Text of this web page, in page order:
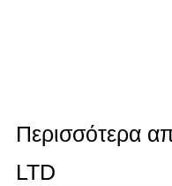
Περισσότερα
LTD